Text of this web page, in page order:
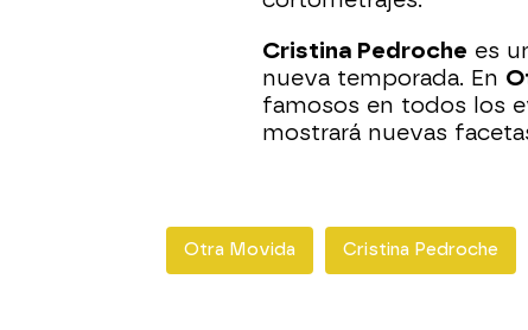
Cristina Pedroche es
nueva temporada. En
famosos en todos los
mostrará nuevas
Otra Movida Cristina Pedroche